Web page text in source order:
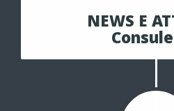
NEWS E